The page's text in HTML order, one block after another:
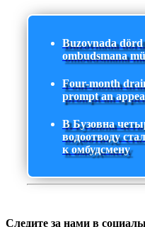
Buzovnada
ombudsmana
Four-month
prompt an
В Бузовна
водоотводу
к омбудсмену
Следите за нами в